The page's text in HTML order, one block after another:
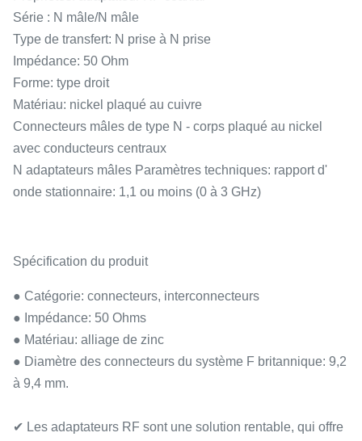
Série : N mâle/N mâle
Type de transfert: N prise à N prise
Impédance: 50 Ohm
Forme: type droit
Matériau: nickel plaqué au cuivre
Connecteurs mâles de type N - corps plaqué au nickel
avec conducteurs centraux
N adaptateurs mâles Paramètres techniques: rapport d'
onde stationnaire: 1,1 ou moins (0 à 3 GHz)
Spécification du produit
● Catégorie: connecteurs, interconnecteurs
● Impédance: 50 Ohms
● Matériau: alliage de zinc
● Diamètre des connecteurs du système F britannique: 9,2
à 9,4 mm.
✔ Les adaptateurs RF sont une solution rentable, qui offre